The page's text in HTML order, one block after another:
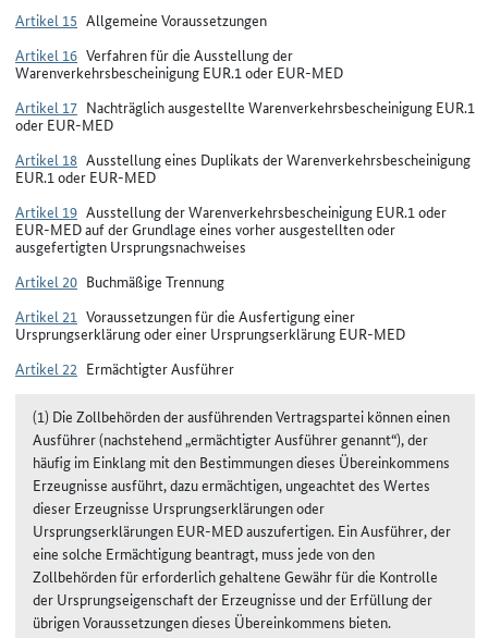
Artikel 15 Allgemeine Voraussetzungen
Artikel 16 Verfahren für die Ausstellung der
Warenverkehrsbescheinigung EUR.1 oder EUR-MED
Artikel 17 Nachträglich ausgestellte Warenverkehrsbescheinigung EUR.1
oder EUR-MED
Artikel 18 Ausstellung eines Duplikats der Warenverkehrsbescheinigung
EUR.1 oder EUR-MED
Artikel 19 Ausstellung der Warenverkehrsbescheinigung EUR.1 oder
EUR-MED auf der Grundlage eines vorher ausgestellten oder
ausgefertigten Ursprungsnachweises
Artikel 20 Buchmäßige Trennung
Artikel 21 Voraussetzungen für die Ausfertigung einer
Ursprungserklärung oder einer Ursprungserklärung EUR-MED
Artikel 22 Ermächtigter Ausführer
(1) Die Zollbehörden der ausführenden Vertragspartei können einen
Ausführer (nachstehend „ermächtigter Ausführer genannt“), der
häufig im Einklang mit den Bestimmungen dieses Übereinkommens
Erzeugnisse ausführt, dazu ermächtigen, ungeachtet des Wertes
dieser Erzeugnisse Ursprungserklärungen oder
Ursprungserklärungen EUR-MED auszufertigen. Ein Ausführer, der
eine solche Ermächtigung beantragt, muss jede von den
Zollbehörden für erforderlich gehaltene Gewähr für die Kontrolle
der Ursprungseigenschaft der Erzeugnisse und der Erfüllung der
übrigen Voraussetzungen dieses Übereinkommens bieten.